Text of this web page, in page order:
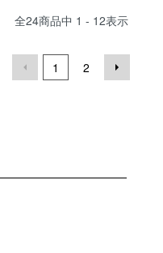
全24商品中 1 - 12表示
1 2